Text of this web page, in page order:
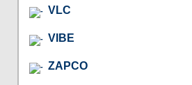
VLC
VIBE
ZAPCO